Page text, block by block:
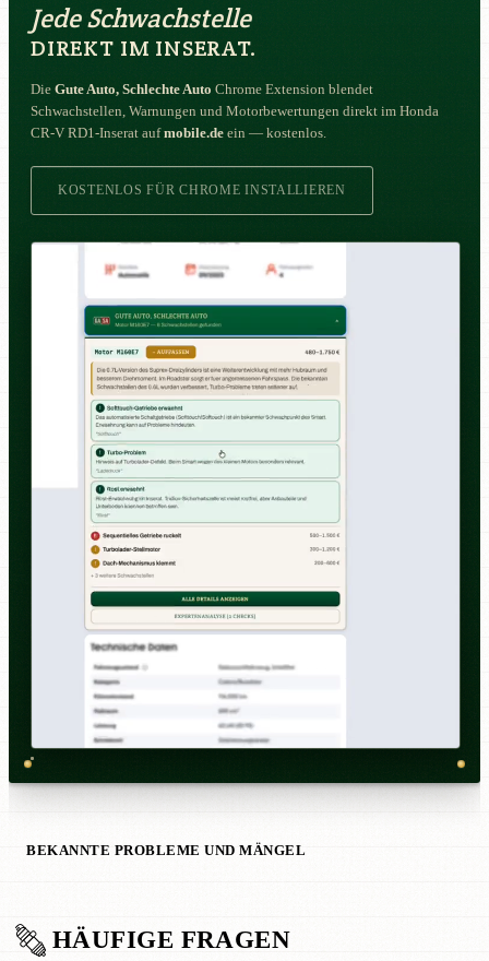
Jede Schwachstelle
DIREKT IM INSERAT.
Die Gute Auto, Schlechte Auto Chrome Extension blendet
Schwachstellen, Warnungen und Motorbewertungen direkt im Honda
CR-V RD1-Inserat aufmobile.de ein — kostenlos.
KOSTENLOS FÜR CHROME INSTALLIEREN
BEKANNTE PROBLEME UND MÄNGEL
HÄUFIGE FRAGEN